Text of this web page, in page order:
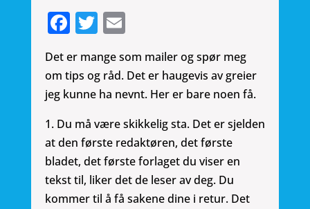
Facebook
Twitter
Email
Det er mange som mailer og spør meg
om tips og råd. Det er haugevis av greier
jeg kunne ha nevnt. Her er bare noen få.
1. Du må være skikkelig sta. Det er sjelden
at den første redaktøren, det første
bladet, det første forlaget du viser en
tekst til, liker det de leser av deg. Du
kommer til å få sakene dine i retur. Det